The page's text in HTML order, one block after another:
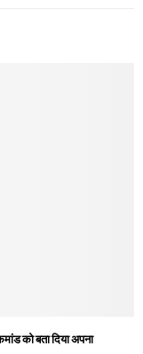
को बता दिया अपना